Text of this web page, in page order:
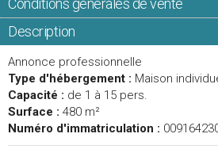
Conditions générales de vente
Description
Annonce professionnelle
Type d'hébergement : Maison
Capacité : de 1 à 15 pers.
Surface : 480 m²
Numéro d'immatriculation :